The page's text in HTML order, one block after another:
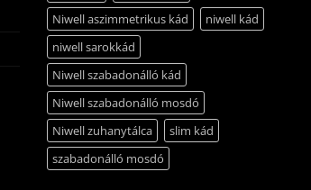
Niwell aszimmetrikus kád
niwell kád
niwell sarokkád
Niwell szabadonálló kád
Niwell szabadonálló mosdó
Niwell zuhanytálca
slim kád
szabadonálló mosdó